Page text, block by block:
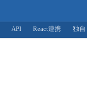
API React連携 独自